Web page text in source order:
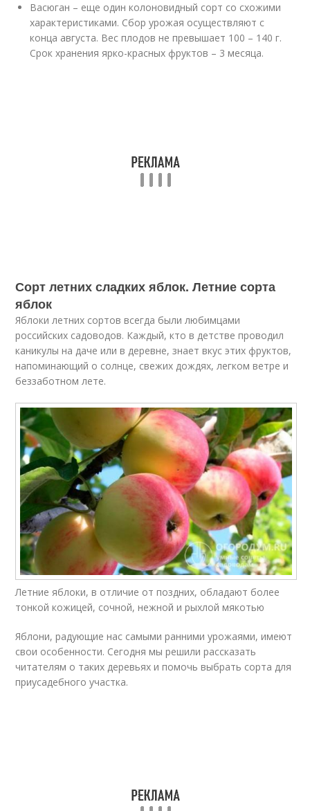
Васюган – еще один колоновидный сорт со схожими
характеристиками. Сбор урожая осуществляют с
конца августа. Вес плодов не превышает 100 – 140 г.
Срок хранения ярко-красных фруктов – 3 месяца.
Сорт летних сладких яблок. Летние сорта
яблок
Яблоки летних сортов всегда были любимцами
российских садоводов. Каждый, кто в детстве проводил
каникулы на даче или в деревне, знает вкус этих фруктов,
напоминающий о солнце, свежих дождях, легком ветре и
беззаботном лете.
Летние яблоки, в отличие от поздних, обладают более
тонкой кожицей, сочной, нежной и рыхлой мякотью
Яблони, радующие нас самыми ранними урожаями, имеют
свои особенности. Сегодня мы решили рассказать
читателям о таких деревьях и помочь выбрать сорта для
приусадебного участка.